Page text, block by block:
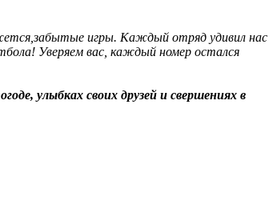
игры. Каждый отряд удивил нас
Уверяем вас, каждый номер остался
улыбках своих друзей и свершениях в